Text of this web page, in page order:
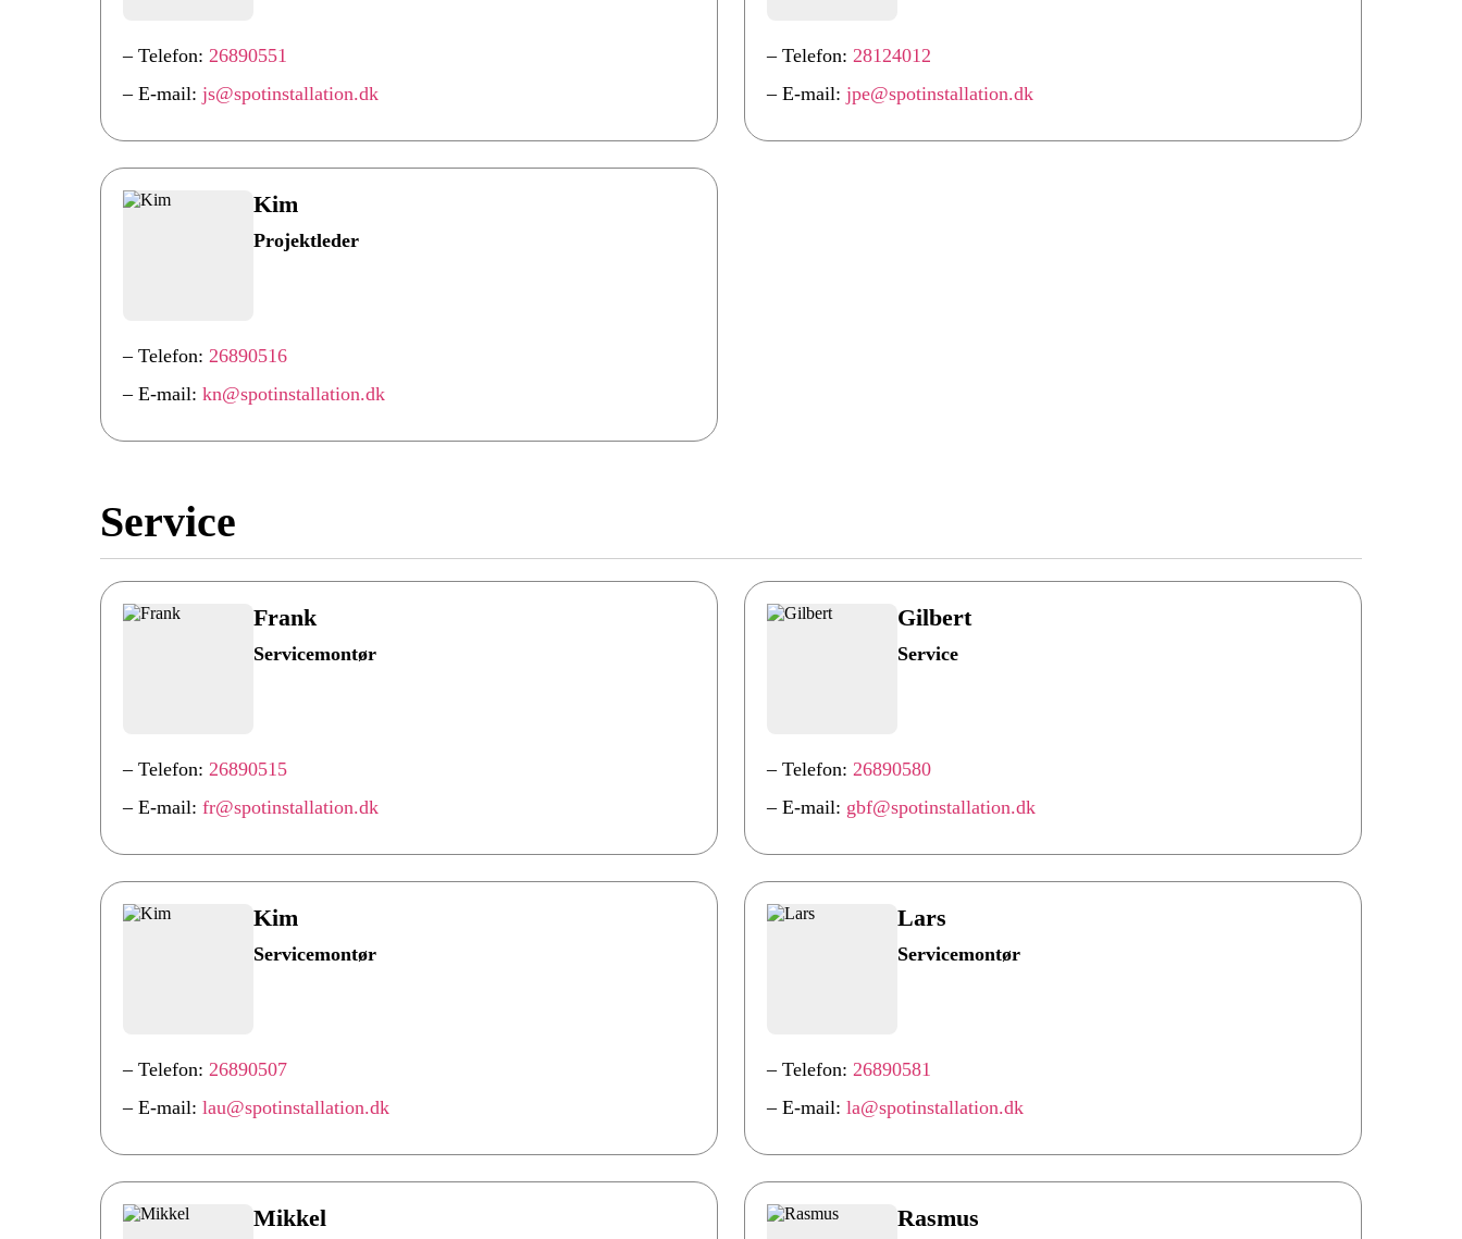
– Telefon: 26890551
– E-mail: js@spotinstallation.dk
– Telefon: 28124012
– E-mail: jpe@spotinstallation.dk
Kim
Projektleder
– Telefon: 26890516
– E-mail: kn@spotinstallation.dk
Service
Frank
Servicemontør
– Telefon: 26890515
– E-mail: fr@spotinstallation.dk
Gilbert
Service
– Telefon: 26890580
– E-mail: gbf@spotinstallation.dk
Kim
Servicemontør
– Telefon: 26890507
– E-mail: lau@spotinstallation.dk
Lars
Servicemontør
– Telefon: 26890581
– E-mail: la@spotinstallation.dk
Mikkel Rasmus